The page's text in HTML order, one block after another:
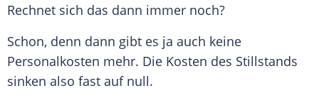
Rechnet sich das dann immer noch?
Schon, denn dann gibt es ja auch keine
Personalkosten mehr. Die Kosten des Stillstands
sinken also fast auf null.